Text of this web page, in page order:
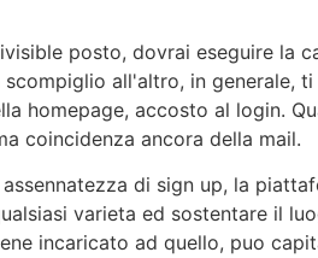
posto, dovrai eseguire la
scompiglio all'altro, in
homepage, accosto al login.
coincidenza ancora della mail.
di sign up, la
varieta ed sostentare il
incaricato ad quello, puo